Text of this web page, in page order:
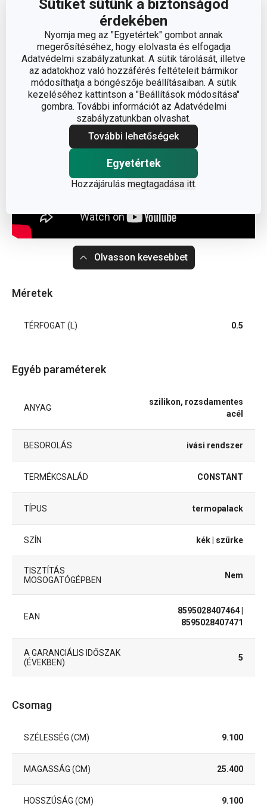
Sütiket sütünk a biztonságod
érdekében
Nyomja meg az "Egyetértek" gombot annak
megerősítéséhez, hogy elolvasta és elfogadja
Adatvédelmi szabályzatunkat. A sütik tárolását, illetve
az adatokhoz való hozzáférés feltételeit bármikor
módosíthatja a böngészője beállításaiban. A sütik
kezeléséhez kattintson a "Beállítások módosítása"
gombra. További információt az Adatvédelmi
szabályzatunkban olvashat.
További lehetőségek
Egyetértek
Hozzájárulás megtagadása itt.
Gyártó: TESCOMA s. r. o., U Tescomy 241, 760 01 Zlín;
info@tescoma.hu
Olvasson kevesebbet
Méretek
TÉRFOGAT (L) 0.5
Egyéb paraméterek
ANYAG
szilikon, rozsdamentes
acél
BESOROLÁS ivási rendszer
TERMÉKCSALÁD CONSTANT
TÍPUS termopalack
SZÍN kék | szürke
TISZTÍTÁS
MOSOGATÓGÉPBEN
Nem
EAN
8595028407464
8595028407471
A GARANCIÁLIS IDŐSZAK
(ÉVEKBEN)
5
Csomag
SZÉLESSÉG (CM) 9.100
MAGASSÁG (CM) 25.400
HOSSZÚSÁG (CM) 9.100